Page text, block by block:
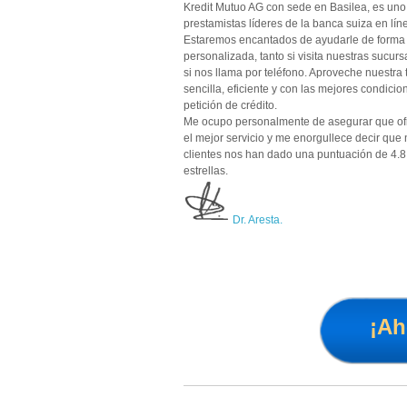
Nach der Absage der
140’000 CHF doch
gute Angebot!
Markus.H. Basel
Mit dem Top Kredit
zur Finanzierung
nur weiterempfehlen.!
Andrea P., Basel
Kredit Mutuo AG con sede en Basilea, es
prestamistas líderes de la banca suiza en
Estaremos encantados de ayudarle de forma
personalizada, tanto si visita nuestras
si nos llama por teléfono. Aproveche nuestra
sencilla, eficiente y con las mejores
petición de crédito.
Me ocupo personalmente de asegurar que
el mejor servicio y me enorgullece decir que
clientes nos han dado una puntuación de
estrellas.
Dr. Aresta.